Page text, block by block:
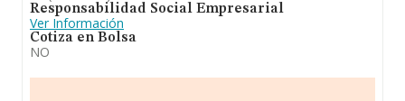
Responsabilidad Social Empresarial
Ver Información
Cotiza en Bolsa
NO